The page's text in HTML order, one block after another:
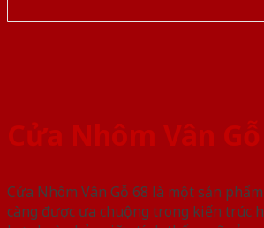
Cửa Nhôm Vân
Cửa Nhôm Vân Gỗ 68 là một sản
càng được ưa chuộng trong kiến trúc